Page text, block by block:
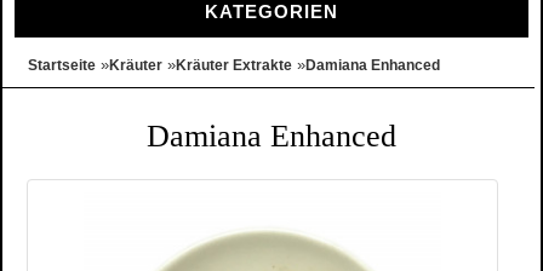
KATEGORIEN
Startseite »Kräuter »Kräuter Extrakte »Damiana Enhanced
Damiana Enhanced